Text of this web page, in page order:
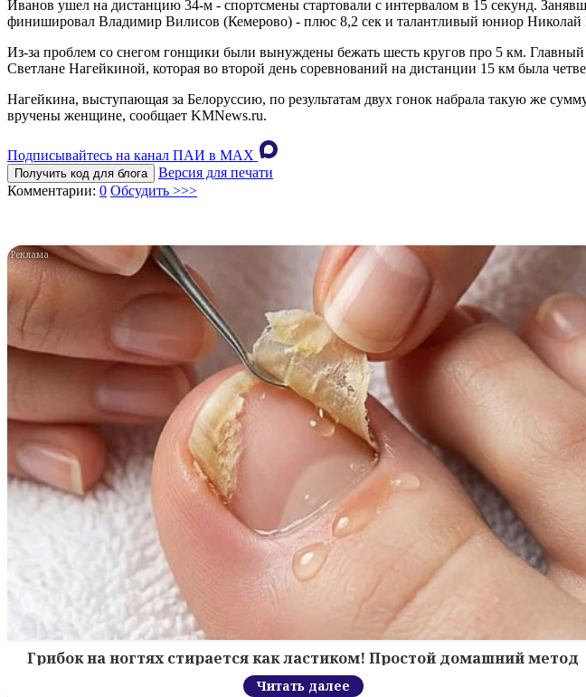
Иванов ушел на дистанцию 34-м - спортсмены стартовали с интервалом в 15 секунд.
финишировал Владимир Вилисов (Кемерово) - плюс 8,2 сек и талантливый юниор Николай
Из-за проблем со снегом гонщики были вынуждены бежать шесть кругов про 5 км.
Светлане Нагейкиной, которая во второй день соревнований на дистанции 15 км была
Нагейкина, выступающая за Белоруссию, по результатам двух гонок набрала такую же
вручены женщине, сообщает KMNews.ru.
Подписывайтесь на канал ПАИ в MAХ
Получить код для блога
Версия для печати
Комментарии: 0 Обсудить >>>
Грибок на ногтях стирается как ластиком! Простой домашний метод
Читать далее